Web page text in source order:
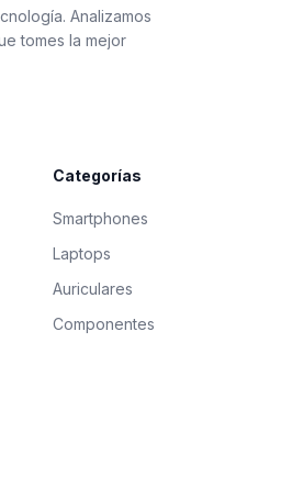
Analizamos
tomes la mejor
Categorías
Smartphones
Laptops
Auriculares
Componentes